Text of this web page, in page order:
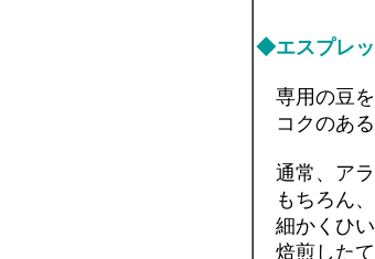
◆エスプレ
専用の豆を
コクのある
通常、アラ
もちろん、
細かくひい
焙煎したて